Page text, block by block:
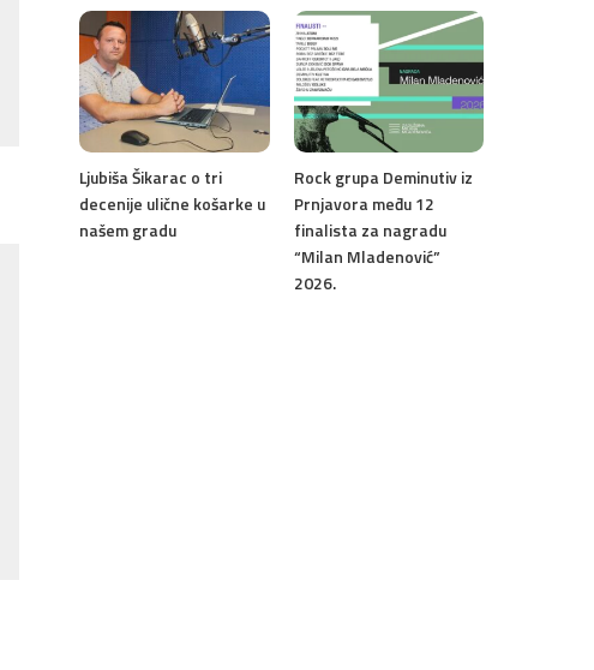
Ljubiša Šikarac o tri
decenije ulične košarke u
našem gradu
Rock grupa Deminutiv iz
Prnjavora među 12
finalista za nagradu
“Milan Mladenović”
2026.